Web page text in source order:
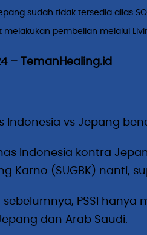
sudah tidak tersedia alias
pembelian melalui
– TemanHealing.id
Indonesia vs Jepang
Indonesia kontra
Karno (SUGBK) nanti,
PSSI
dan Arab Saudi.